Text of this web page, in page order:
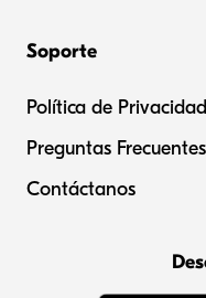
Soporte
Política de Privacidad
Preguntas Frecuentes
Contáctanos